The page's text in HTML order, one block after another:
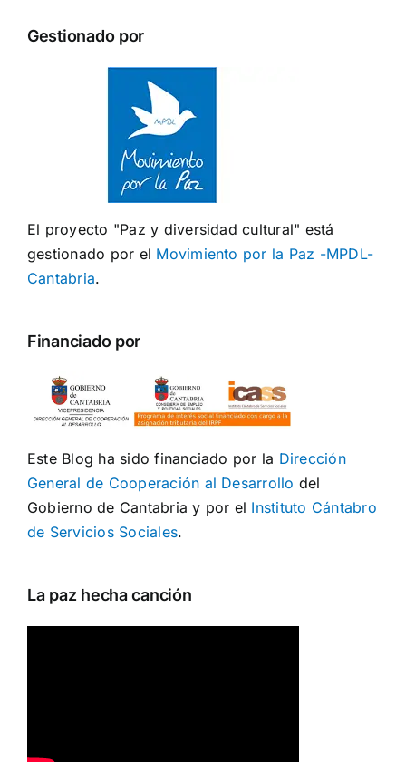
Gestionado por
El proyecto "Paz y diversidad cultural" está
gestionado por el Movimiento por la Paz -MPDL-
Cantabria.
Financiado por
Este Blog ha sido financiado por la Dirección
General de Cooperación al Desarrollo del
Gobierno de Cantabria y por el Instituto Cántabro
de Servicios Sociales.
La paz hecha canción